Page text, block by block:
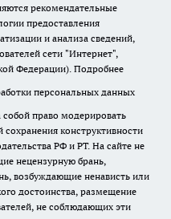
рекомендательные
предоставления
и анализа сведений,
сети "Интернет",
Федерации).Подробнее
персональных данных
право модерировать
конструктивности
РФ и РТ. На сайте не
нецензурную брань,
возбуждающие ненависть или
достоинства, размещение
не соблюдающих эти